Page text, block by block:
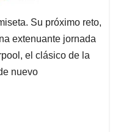
Su próximo reto,
extenuante jornada
el clásico de la
nuevo